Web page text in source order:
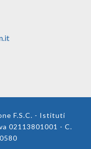
F.S.C. - Istituti
02113801001 - C.